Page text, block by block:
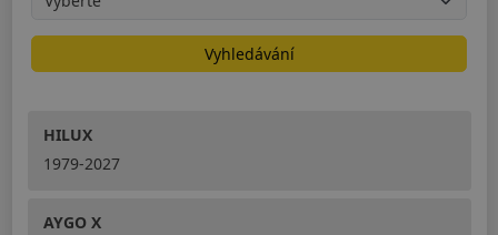
Vyhledávání
HILUX
1979-2027
AYGO X